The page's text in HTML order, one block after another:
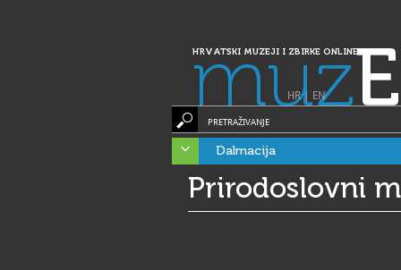
HRVATSKI MUZEJI I ZBIRKE ONLINE
muz
HR| EN
PRETRAŽIVANJE
Dalmacija
Prirodoslovni